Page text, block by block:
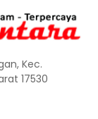
Kec.
17530